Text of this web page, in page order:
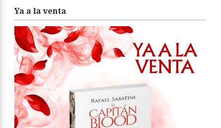
Ya a la venta